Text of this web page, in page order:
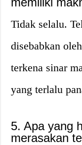
Tidak selalu.
disebabkan
terkena sinar
yang terlalu
5. Apa yang
merasakan